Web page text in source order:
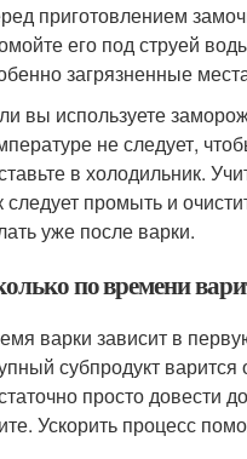
приготовлением
его под струей
загрязненные
вы используете
не следует,
в холодильник.
следует промыть и
уже после варки.
по времени
варки зависит в
субпродукт
просто довести
Ускорить процесс